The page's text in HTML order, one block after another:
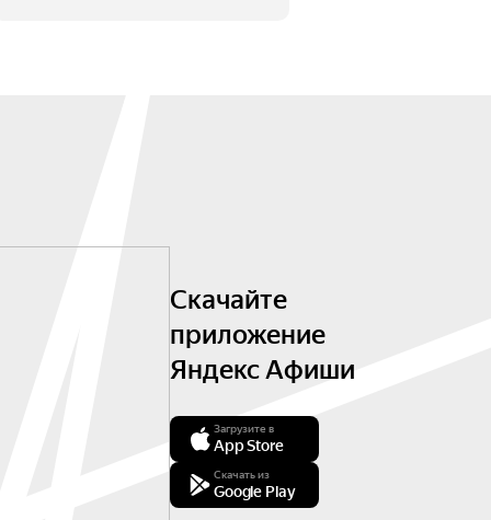
Скачайте
приложение
Яндекс Афиши
Загрузите в
App Store
Скачать из
Google Play